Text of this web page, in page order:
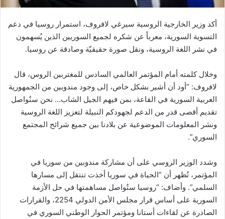
أكد وزير الخارجية الروسية سيرغي لافروف، استمرار روسيا في دعم
التسوية السورية، معرباً عن شكره لجميع السوريين الذين يُسهمون
في نشر اللغة الروسية، ونقل صورة حقيقيّة وصادقة عن روسيا.
وخلال كلمته أمام المؤتمر العالمي السادس للمغتربين الروس، قال
لافروف: “أود أن أشير بشكل خاص، إلى وجود مندوبين من الجمهورية
العربية السورية في القاعة، بمن فيهم الجيل الشاب… نحن سنُواصل
تقديم أقصى قدر من الدعم لجهودكم النبيلة لتعزيز اللغة الروسية
ونشر المعلومات الموضوعية عن بلادنا بين جميع شرائح المجتمع
السوري”.
وشدد الوزير الروسي على أن مشاركة مندوبين من سوريا في
المؤتمر، تُظهر أن “الحياة في سوريا أخذت تنتقل إلى مسارها
السلمي”. وأضاف: “روسيا ستُواصل مساهمتها في حل الأزمة
السورية على أساس قرار مجلس الأمن الدولي 2254، والقرارات
الصادرة عن لقاءات أستانا ومؤتمر الحوار الوطني السوري في